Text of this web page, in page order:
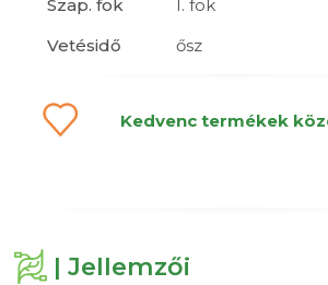
Szap. fok
I. fok
Vetésidő
ősz
Kedvenc termékek
| Jellemzői